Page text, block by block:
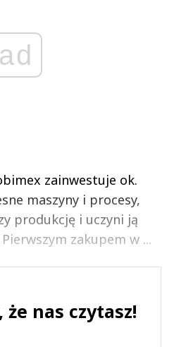
ad
zainwestuje ok.
maszyny i procesy,
produkcję i uczyni ją
zakupem w ...
nas czytasz!